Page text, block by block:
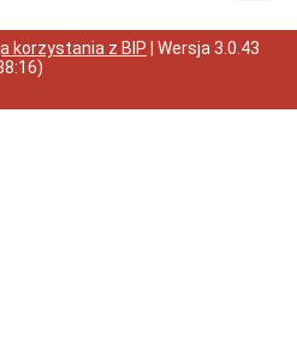
korzystania z BIP | Wersja 3.0.43
)